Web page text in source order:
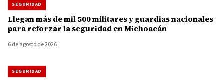
SEGURIDAD
Llegan más de mil 500 militares y guardias nacionales
para reforzar la seguridad en Michoacán
6 de agosto de 2026
SEGURIDAD